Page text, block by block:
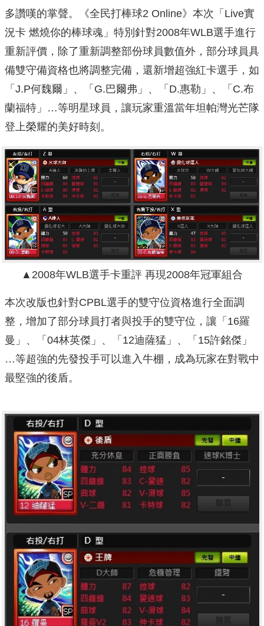
多讚嘆的掌聲。《全民打棒球2 Online》本次「Live實
況卡 燃燒你的棒球魂」特別針對2008年WLB選手進行
重新評價，除了重新調整部份球員數值外，部分球員具
備雙守備資格也將調整完備，還新增超強紅卡選手，如
「J.P何魏爾」、「G.巴爾弗」、「D.惠勒」、「C.布
蘭福特」…等明星球員，讓玩家重溫當年坦帕灣光芒隊
登上榮耀的美好時刻。
▲ 2008年WLB選手卡重評 再現2008年冠軍組合
本次改版也針對CPBL選手的雙守位資格進行全面調
整，增加了部分球員打者與投手的雙守位，讓「16羅
曼」、「04林英傑」、「12迪薩猛」、「15許銘傑」
…等超強的先發投手可以進入牛棚，成為玩家在對戰中
最堅強的後盾。